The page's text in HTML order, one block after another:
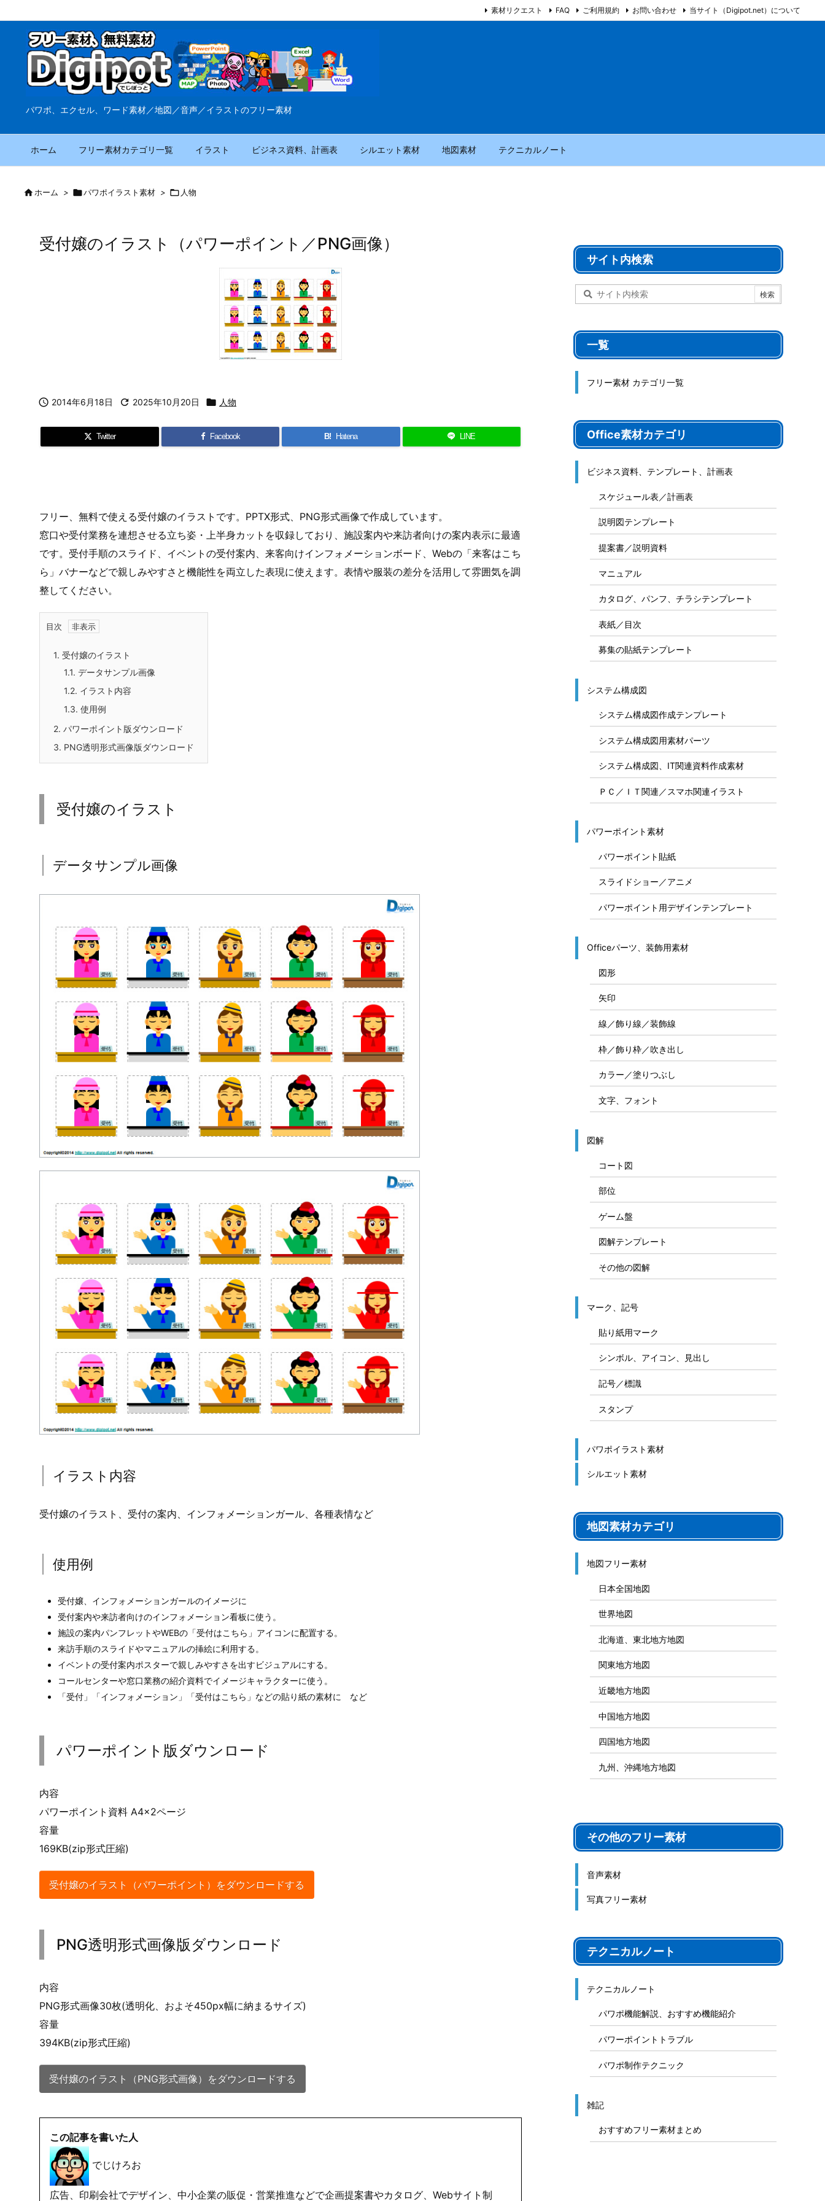
パワポ、エクセル、ワード素材／地図／音声／イラストのフリー素材
ホーム フリー素材カテゴリ一覧 イラスト ビジネス資料、計画表 シルエット素材 地図素材 テクニカルノート
素材リクエスト FAQ ご利用規約 お問い合わせ 当サイト（Digipot.net）について
ホーム > パワポイラスト素材 >  人物
受付嬢のイラスト（パワーポイント／PNG画像）
 2014年6月18日  2025年10月20日  人物
Twitter Facebook B! Hatena LINE
フリー、無料で使える受付嬢のイラストです。PPTX形式、PNG形式画像で作成しています。
窓口や受付業務を連想させる立ち姿・上半身カットを収録しており、施設案内や来訪者向けの案内表示に最適
です。受付手順のスライド、イベントの受付案内、来客向けインフォメーションボード、Webの「来客はこち
ら」バナーなどで親しみやすさと機能性を両立した表現に使えます。表情や服装の差分を活用して雰囲気を調
整してください。
目次
1. 受付嬢のイラスト
1.1. データサンプル画像
1.2. イラスト内容
1.3. 使用例
2. パワーポイント版ダウンロード
3. PNG透明形式画像版ダウンロード
受付嬢のイラスト
データサンプル画像
イラスト内容
受付嬢のイラスト、受付の案内、インフォメーションガール、各種表情など
使用例
受付嬢、インフォメーションガールのイメージに
受付案内や来訪者向けのインフォメーション看板に使う。
施設の案内パンフレットやWEBの「受付はこちら」アイコンに配置する。
来訪手順のスライドやマニュアルの挿絵に利用する。
イベントの受付案内ポスターで親しみやすさを出すビジュアルにする。
コールセンターや窓口業務の紹介資料でイメージキャラクターに使う。
「受付」「インフォメーション」「受付はこちら」などの貼り紙の素材に など
パワーポイント版ダウンロード
内容
パワーポイント資料 A4×2ページ
容量
169KB(zip形式圧縮)
受付嬢のイラスト（パワーポイント）をダウンロードする
PNG透明形式画像版ダウンロード
内容
PNG形式画像30枚(透明化、およそ450px幅に納まるサイズ)
容量
394KB(zip形式圧縮)
受付嬢のイラスト（PNG形式画像）をダウンロードする
この記事を書いた人
でじけろお
広告、印刷会社でデザイン、中小企業の販促・営業推進などで企画提案書やカタログ、Webサイト制
サイト内検索
一覧
フリー素材 カテゴリ一覧
Office素材カテゴリ
ビジネス資料、テンプレート、計画表
スケジュール表／計画表
説明図テンプレート
提案書／説明資料
マニュアル
カタログ、パンフ、チラシテンプレート
表紙／目次
募集の貼紙テンプレート
システム構成図
システム構成図作成テンプレート
システム構成図用素材パーツ
システム構成図、IT関連資料作成素材
ＰＣ／ＩＴ関連／スマホ関連イラスト
パワーポイント素材
パワーポイント貼紙
スライドショー／アニメ
パワーポイント用デザインテンプレート
Officeパーツ、装飾用素材
図形
矢印
線／飾り線／装飾線
枠／飾り枠／吹き出し
カラー／塗りつぶし
文字、フォント
図解
コート図
部位
ゲーム盤
図解テンプレート
その他の図解
マーク、記号
貼り紙用マーク
シンボル、アイコン、見出し
記号／標識
スタンプ
パワポイラスト素材
シルエット素材
地図素材カテゴリ
地図フリー素材
日本全国地図
世界地図
北海道、東北地方地図
関東地方地図
近畿地方地図
中国地方地図
四国地方地図
九州、沖縄地方地図
その他のフリー素材
音声素材
写真フリー素材
テクニカルノート
テクニカルノート
パワポ機能解説、おすすめ機能紹介
パワーポイントトラブル
パワポ制作テクニック
雑記
おすすめフリー素材まとめ